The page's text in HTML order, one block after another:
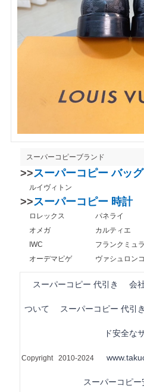
スーパーコピーブランド
>>スーパーコピー バッグ
ルイヴィトン
>>スーパーコピー 時計
ロレックス パネライ
オメガ
カルティエ
IWC
フランクミュ
オーデマピゲ
スーパーコピー 代引き 会
ついて スーパーコピー 代引
ド安全な
Copyright 2010-2024
スーパーコピー